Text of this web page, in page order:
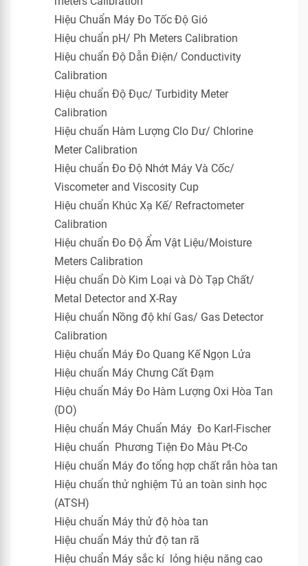
Hiệu Chuẩn Máy Đo Tốc Độ Gió
Hiệu chuẩn pH/ Ph Meters Calibration
Hiệu chuẩn Độ Dẫn Điện/ Conductivity
Calibration
Hiệu chuẩn Độ Đục/ Turbidity Meter
Calibration
Hiệu chuẩn Hàm Lượng Clo Dư/ Chlorine
Meter Calibration
Hiệu chuẩn Đo Độ Nhớt Máy Và Cốc/
Viscometer and Viscosity Cup
Hiệu chuẩn Khúc Xạ Kế/ Refractometer
Calibration
Hiệu chuẩn Đo Độ Ẩm Vật Liệu/Moisture
Meters Calibration
Hiệu chuẩn Dò Kim Loại và Dò Tạp Chất/
Metal Detector and X-Ray
Hiệu chuẩn Nồng độ khí Gas/ Gas Detector
Calibration
Hiệu chuẩn Máy Đo Quang Kế Ngọn Lửa
Hiệu chuẩn Máy Chưng Cất Đạm
Hiệu chuẩn Máy Đo Hàm Lượng Oxi Hòa Tan
(DO)
Hiệu chuẩn Máy Chuẩn Máy Đo Karl-Fischer
Hiệu chuẩn Phương Tiện Đo Màu Pt-Co
Hiệu chuẩn Máy đo tổng hợp chất rắn hòa tan
Hiệu chuẩn thử nghiệm Tủ an toàn sinh học
(ATSH)
Hiệu chuẩn Máy thử độ hòa tan
Hiệu chuẩn Máy thử độ tan rã
Hiệu chuẩn Máy sắc kí lỏng hiệu năng cao